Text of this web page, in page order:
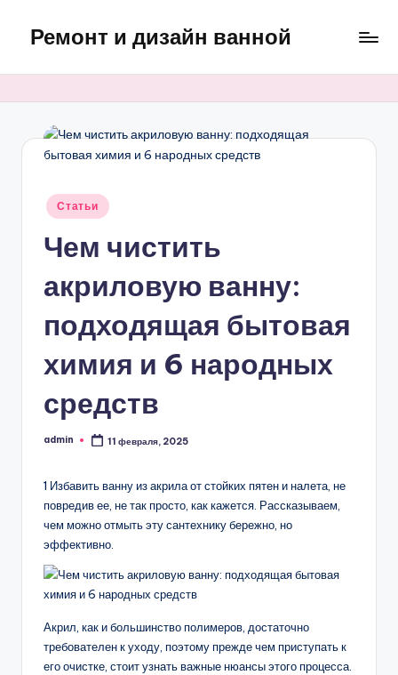
Перейти
содержимому
Ремонт и дизайн ванной
практичные
интерьерные
Опубликовано
Статьи
Чем чистить
акриловую ванну:
подходящая бытовая
химия и 6 народных
средств
Запись
admin 11 февраля, 2025
1 Избавить ванну из акрила от стойких пятен и налета, не
повредив ее, не так просто, как кажется. Рассказываем,
чем можно отмыть эту сантехнику бережно, но
эффективно.
Акрил, как и большинство полимеров, достаточно
требователен к уходу, поэтому прежде чем приступать к
его очистке, стоит узнать важные нюансы этого процесса.